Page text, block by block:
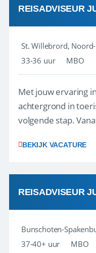
boeken! ...
REISADVISEUR
St. Willebrord,
33-36 uur
MBO
Met jouw ervaring
achtergrond in
volgende stap.
wensen van je
klanten te
boeken! ...
BEKIJK VACATURE
REISADVISEUR
Bunschoten-
37-40+ uur
MBO